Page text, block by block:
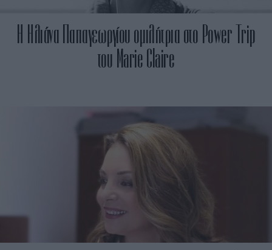
Η Ηλιάνα Παπαγεωργίου ομιλήτρια στο Power Trip
του Marie Claire